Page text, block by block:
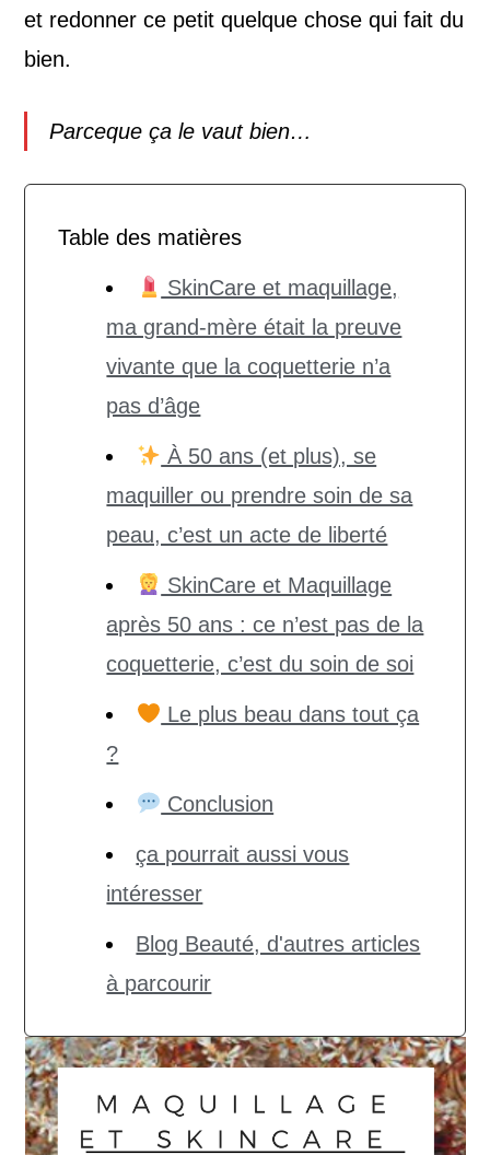
et redonner ce petit quelque chose qui fait du
bien.
Parceque ça le vaut bien…
Table des matières
SkinCare et maquillage,
ma grand-mère était la preuve
vivante que la coquetterie n’a
pas d’âge
À 50 ans (et plus), se
maquiller ou prendre soin de sa
peau, c’est un acte de liberté
SkinCare et Maquillage
après 50 ans : ce n’est pas de la
coquetterie, c’est du soin de soi
Le plus beau dans tout ça
?
Conclusion
ça pourrait aussi vous
intéresser
Blog Beauté, d'autres articles
à parcourir